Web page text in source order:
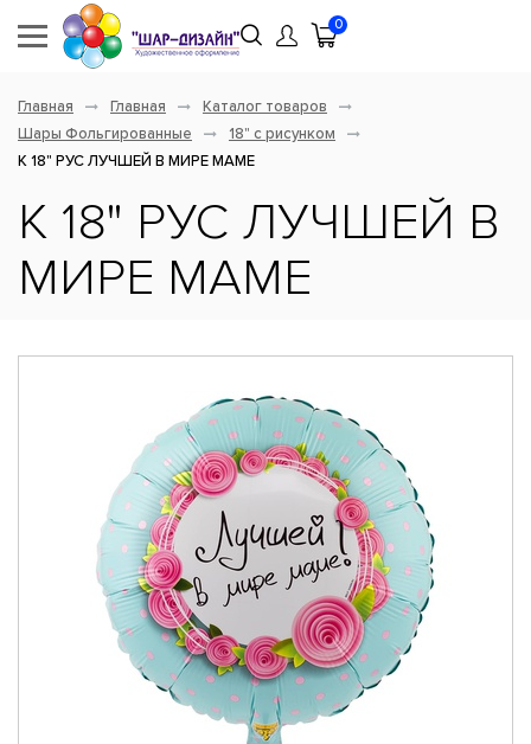
0
Главная Главная
Каталог товаров
Шары Фольгированные
18" с рисунком
К 18" РУС ЛУЧШЕЙ В МИРЕ МАМЕ
К 18" РУС ЛУЧШЕЙ В
МИРЕ МАМЕ